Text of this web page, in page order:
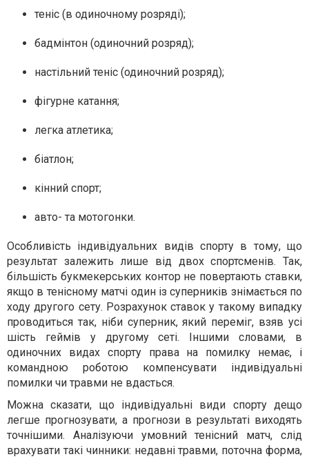
теніс (в одиночному розряді);
бадмінтон (одиночний розряд);
настільний теніс (одиночний розряд);
фігурне катання;
легка атлетика;
біатлон;
кінний спорт;
авто- та мотогонки.
Особливість індивідуальних видів спорту в тому, що
результат залежить лише від двох спортсменів. Так,
більшість букмекерських контор не повертають ставки,
якщо в тенісному матчі один із суперників знімається по
ходу другого сету. Розрахунок ставок у такому випадку
проводиться так, ніби суперник, який переміг, взяв усі
шість геймів у другому сеті. Іншими словами, в
одиночних видах спорту права на помилку немає, і
командною роботою компенсувати індивідуальні
помилки чи травми не вдасться.
Можна сказати, що індивідуальні види спорту дещо
легше прогнозувати, а прогнози в результаті виходять
точнішими. Аналізуючи умовний тенісний матч, слід
врахувати такі чинники: недавні травми, поточна форма,